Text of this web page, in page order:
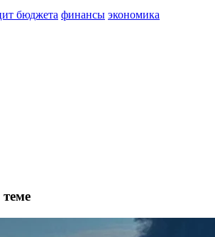
бюджета финансы экономика